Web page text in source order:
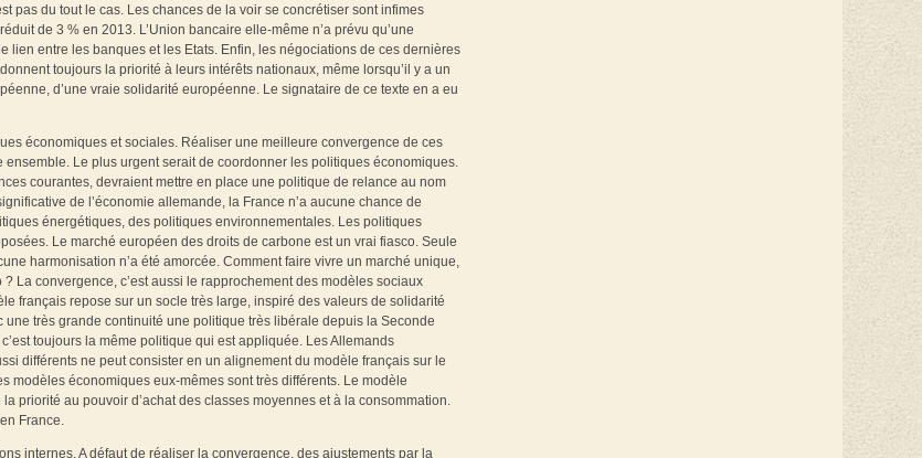
pas du tout le cas. Les chances de la voir se concrétiser sont infimes
de 3 % en 2013. L’Union bancaire elle-même n’a prévu qu’une
lien entre les banques et les Etats. Enfin, les négociations de ces dernières
toujours la priorité à leurs intérêts nationaux, même lorsqu’il y a un
d’une vraie solidarité européenne. Le signataire de ce texte en a eu
économiques et sociales. Réaliser une meilleure convergence de ces
Le plus urgent serait de coordonner les politiques économiques.
courantes, devraient mettre en place une politique de relance au nom
de l’économie allemande, la France n’a aucune chance de
énergétiques, des politiques environnementales. Les politiques
Le marché européen des droits de carbone est un vrai fiasco. Seule
harmonisation n’a été amorcée. Comment faire vivre un marché unique,
convergence, c’est aussi le rapprochement des modèles sociaux
français repose sur un socle très large, inspiré des valeurs de solidarité
très grande continuité une politique très libérale depuis la Seconde
toujours la même politique qui est appliquée. Les Allemands
différents ne peut consister en un alignement du modèle français sur le
modèles économiques eux-mêmes sont très différents. Le modèle
priorité au pouvoir d’achat des classes moyennes et à la consommation.
France.
internes. A défaut de réaliser la convergence, des ajustements par la